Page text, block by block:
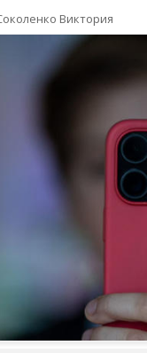
Виктория